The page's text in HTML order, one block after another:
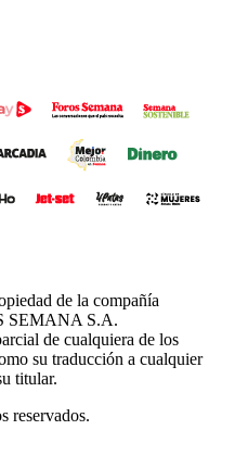
de la compañía
SEMANA S.A.
de cualquiera de los
su traducción a cualquier
titular.
reservados.